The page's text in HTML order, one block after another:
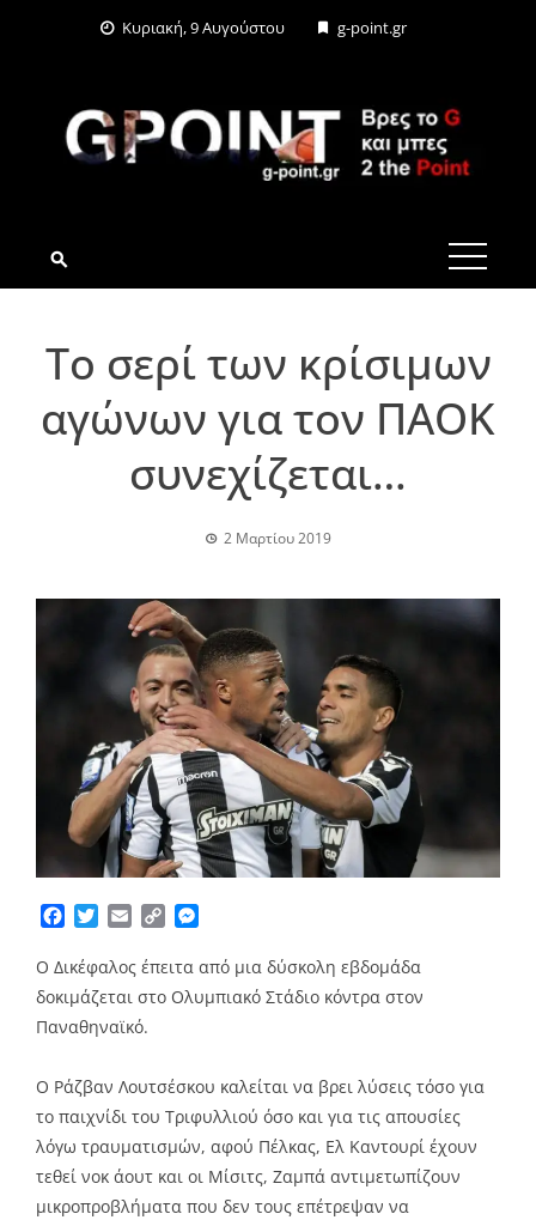
Κυριακή, 9 Αυγούστου g-point.gr
G-POINT.GR
Το σερί των κρίσιμων
αγώνων για τον ΠΑΟΚ
συνεχίζεται…
2 Μαρτίου 2019
Facebook
TwitterEmailCopy
Ο Δικέφαλος έπειτα από μια δύσκολη εβδομάδα
δοκιμάζεται στο Ολυμπιακό Στάδιο κόντρα στον
Παναθηναϊκό.
Ο Ράζβαν Λουτσέσκου καλείται να βρει λύσεις τόσο για
το παιχνίδι του Τριφυλλιού όσο και για τις απουσίες
λόγω τραυματισμών, αφού Πέλκας, Ελ Καντουρί έχουν
τεθεί νοκ άουτ και οι Μίσιτς, Ζαμπά αντιμετωπίζουν
μικροπροβλήματα που δεν τους επέτρεψαν να